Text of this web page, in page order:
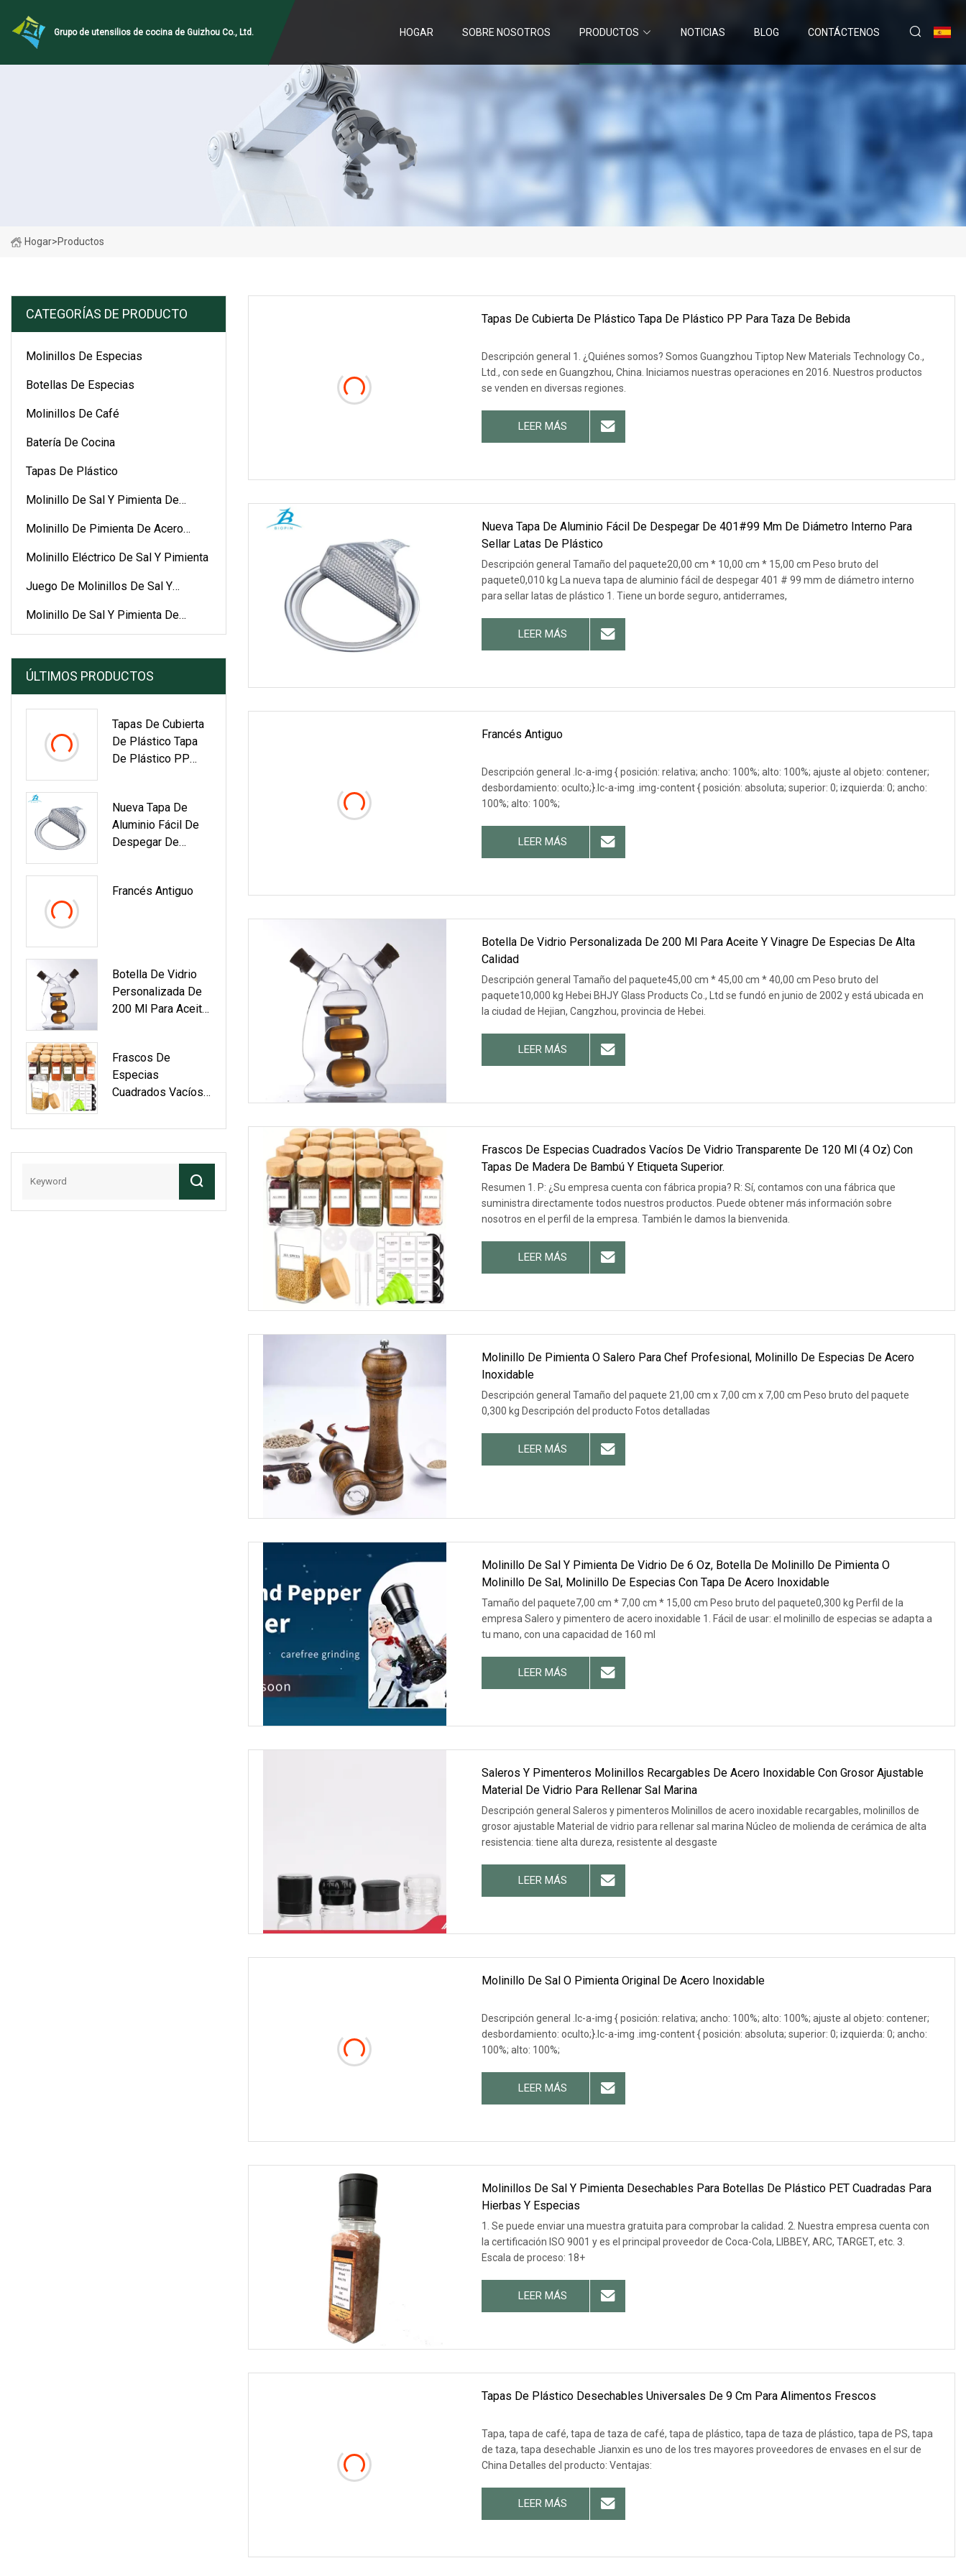
Grupo de utensilios de cocina de Guizhou Co., Ltd. HOGAR SOBRE NOSOTROS PRODUCTOS NOTICIAS BLOG CONTÁCTENOS
Hogar>Productos
CATEGORÍAS DE PRODUCTO
Molinillos De Especias
Botellas De Especias
Molinillos De Café
Batería De Cocina
Tapas De Plástico
Molinillo De Sal Y Pimienta De
Molinillo De Pimienta De Acero
Molinillo Eléctrico De Sal Y Pimienta
Juego De Molinillos De Sal Y
Molinillo De Sal Y Pimienta De
Plástico
ÚLTIMOS PRODUCTOS
Tapas De Cubierta
De Plástico Tapa
De Plástico PP
Nueva Tapa De
Aluminio Fácil De
Despegar De
Para Sellar Latas
Francés Antiguo
Botella De Vidrio
Personalizada De
200 Ml Para Aceite
Calidad
Frascos De
Especias
Cuadrados Vacíos
Transparente De
Tapas De Madera
Tapas De Cubierta De Plástico Tapa De Plástico PP Para Taza De Bebida
Descripción general 1. ¿Quiénes somos? Somos Guangzhou Tiptop New Materials Technology Co.,
Ltd., con sede en Guangzhou, China. Iniciamos nuestras operaciones en 2016. Nuestros productos
se venden en diversas regiones.
LEER MÁS
Nueva Tapa De Aluminio Fácil De Despegar De 401#99 Mm De Diámetro Interno Para
Sellar Latas De Plástico
Descripción general Tamaño del paquete20,00 cm * 10,00 cm * 15,00 cm Peso bruto del
paquete0,010 kg La nueva tapa de aluminio fácil de despegar 401 # 99 mm de diámetro interno
para sellar latas de plástico 1. Tiene un borde seguro, antiderrames,
LEER MÁS
Francés Antiguo
Descripción general .lc-a-img { posición: relativa; ancho: 100%; alto: 100%; ajuste al objeto: contener;
desbordamiento: oculto;}.lc-a-img .img-content { posición: absoluta; superior: 0; izquierda: 0; ancho:
100%; alto: 100%;
LEER MÁS
Botella De Vidrio Personalizada De 200 Ml Para Aceite Y Vinagre De Especias De Alta
Calidad
Descripción general Tamaño del paquete45,00 cm * 45,00 cm * 40,00 cm Peso bruto del
paquete10,000 kg Hebei BHJY Glass Products Co., Ltd se fundó en junio de 2002 y está ubicada en
la ciudad de Hejian, Cangzhou, provincia de Hebei.
LEER MÁS
Frascos De Especias Cuadrados Vacíos De Vidrio Transparente De 120 Ml (4 Oz) Con
Tapas De Madera De Bambú Y Etiqueta Superior.
Resumen 1. P: ¿Su empresa cuenta con fábrica propia? R: Sí, contamos con una fábrica que
suministra directamente todos nuestros productos. Puede obtener más información sobre
nosotros en el perfil de la empresa. También le damos la bienvenida.
LEER MÁS
Molinillo De Pimienta O Salero Para Chef Profesional, Molinillo De Especias De Acero
Inoxidable
Descripción general Tamaño del paquete 21,00 cm x 7,00 cm x 7,00 cm Peso bruto del paquete
0,300 kg Descripción del producto Fotos detalladas
LEER MÁS
Molinillo De Sal Y Pimienta De Vidrio De 6 Oz, Botella De Molinillo De Pimienta O
Molinillo De Sal, Molinillo De Especias Con Tapa De Acero Inoxidable
Tamaño del paquete7,00 cm * 7,00 cm * 15,00 cm Peso bruto del paquete0,300 kg Perfil de la
empresa Salero y pimentero de acero inoxidable 1. Fácil de usar: el molinillo de especias se adapta a
tu mano, con una capacidad de 160 ml
LEER MÁS
Saleros Y Pimenteros Molinillos Recargables De Acero Inoxidable Con Grosor Ajustable
Material De Vidrio Para Rellenar Sal Marina
Descripción general Saleros y pimenteros Molinillos de acero inoxidable recargables, molinillos de
grosor ajustable Material de vidrio para rellenar sal marina Núcleo de molienda de cerámica de alta
resistencia: tiene alta dureza, resistente al desgaste
LEER MÁS
Molinillo De Sal O Pimienta Original De Acero Inoxidable
Descripción general .lc-a-img { posición: relativa; ancho: 100%; alto: 100%; ajuste al objeto: contener;
desbordamiento: oculto;}.lc-a-img .img-content { posición: absoluta; superior: 0; izquierda: 0; ancho:
100%; alto: 100%;
LEER MÁS
Molinillos De Sal Y Pimienta Desechables Para Botellas De Plástico PET Cuadradas Para
Hierbas Y Especias
1. Se puede enviar una muestra gratuita para comprobar la calidad. 2. Nuestra empresa cuenta con
la certificación ISO 9001 y es el principal proveedor de Coca-Cola, LIBBEY, ARC, TARGET, etc. 3.
Escala de proceso: 18+
LEER MÁS
Tapas De Plástico Desechables Universales De 9 Cm Para Alimentos Frescos
Tapa, tapa de café, tapa de taza de café, tapa de plástico, tapa de taza de plástico, tapa de PS, tapa
de taza, tapa desechable Jianxin es uno de los tres mayores proveedores de envases en el sur de
China Detalles del producto: Ventajas:
LEER MÁS